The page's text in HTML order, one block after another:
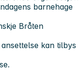
barnehage
Bråten
kan tilbys